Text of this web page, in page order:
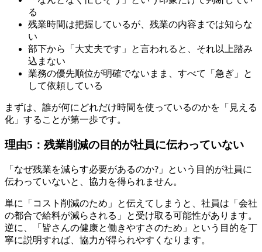
る
残業時間は把握しているが、残業の内容までは知らな
い
部下から「大丈夫です」と言われると、それ以上踏み
込まない
業務の優先順位が明確でないまま、すべて「急ぎ」と
して依頼している
まずは、誰が何にどれだけ時間を使っているのかを「見える
化」することが第一歩です。
理由5：残業削減の目的が社員に伝わっていない
「なぜ残業を減らす必要があるのか?」という目的が社員に
伝わっていないと、協力を得られません。
単に「コスト削減のため」と伝えてしまうと、社員は「会社
の都合で給料が減らされる」と受け取る可能性があります。
逆に、「皆さんの健康と働きやすさのため」という目的を丁
寧に説明すれば、協力が得られやすくなります。